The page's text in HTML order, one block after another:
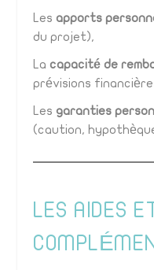
Les apports
du projet),
La capacité de
prévisions
Les garanties
(caution,
LES AIDES